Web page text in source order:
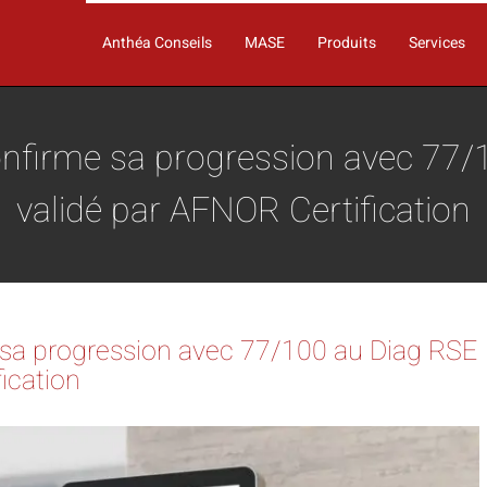
Anthéa Conseils MASE Produits Services
sa progression avec 77/
validé par AFNOR Certification
progression avec 77/100 au Diag RSE